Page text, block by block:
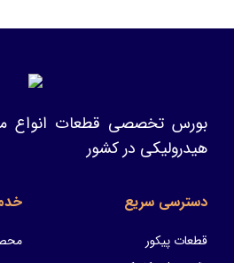
بورس تخصصی قطعات انواع
هیدرولیکی در کشور
دسترسی سریع
قطعات پیکور